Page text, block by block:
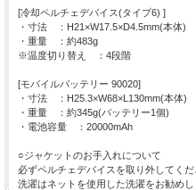
[冷却ペルチェデバイス(タイプ6) ]
・寸法 ：H21×W17.5×D4.5mm(本体)
・重量 ：約483g
※温度切り替え ：4段階
[モバイルバッテリー 90020]
・寸法 ：H25.3×W68×L130mm(本体)
・重量 ：約345g(バッテリー1個)
・電池容量 ：20000mAh
○ジャケットのお手入れについて
必ずペルチェデバイスを取り外してく
洗濯はネットを使用した洗濯をお勧めし